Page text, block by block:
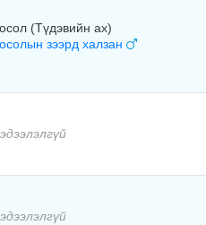
(Түдэвийн ах)
зээрд халзан